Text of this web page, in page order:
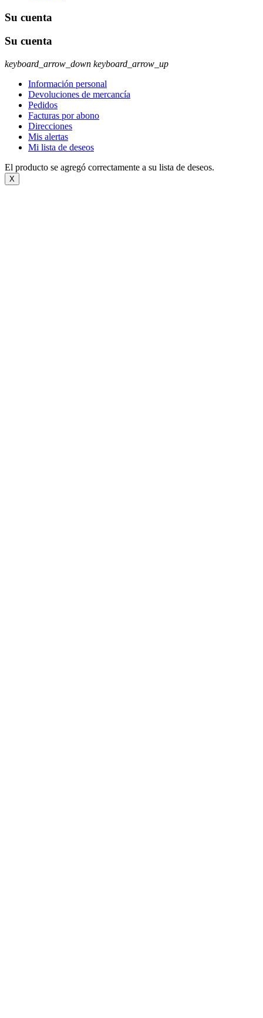
Su cuenta
Su cuenta
keyboard_arrow_down keyboard_arrow_up
Información personal
Devoluciones de mercancía
Pedidos
Facturas por abono
Direcciones
Mis alertas
Mi lista de deseos
El producto se agregó correctamente a su lista de deseos.
X